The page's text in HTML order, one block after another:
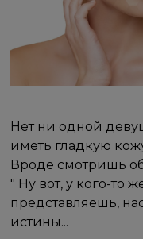
Нет ни одной
иметь гладкую
Вроде смотришь
" Ну вот, у кого-то
представляешь,
истины... ⠀